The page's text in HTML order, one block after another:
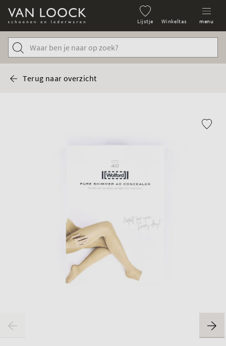
Lijstje Winkeltas menu
Terug naar overzicht